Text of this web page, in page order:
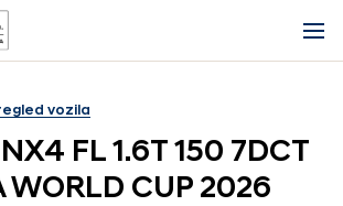
vozila
FL 1.6T 150 7DCT
WORLD CUP 2026